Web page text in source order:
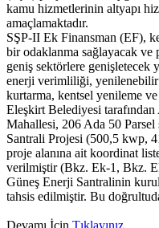
kamu hizmetlerinin altyapı
amaçlamaktadır.
SŞP-II Ek Finansman (EF),
bir odaklanma sağlayacak ve
geniş sektörlere genişletecek
enerji verimliliği,
kurtarma, kentsel yenileme
Eleşkirt Belediyesi
Mahallesi, 206 Ada 50 Parsel
Santrali Projesi (500,5 kwp,
proje alanına ait koordinat
verilmiştir (Bkz. Ek-1, Bkz.
Güneş Enerji Santralinin
tahsis edilmiştir. Bu